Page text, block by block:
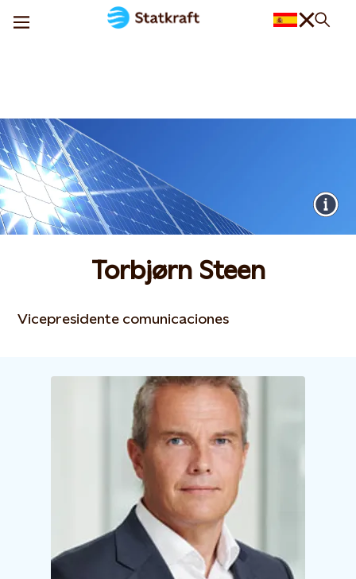
Torbjørn Steen
Vicepresidente comunicaciones